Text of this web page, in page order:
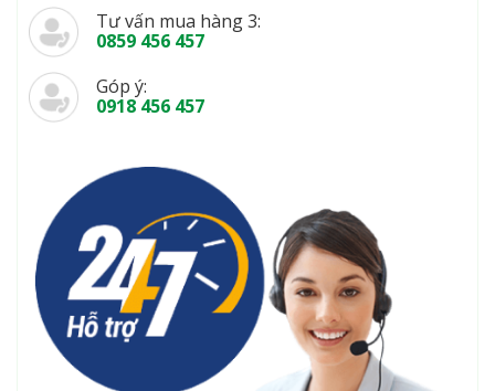
Tư vấn mua hàng 3:
0859 456 457
Góp ý:
0918 456 457